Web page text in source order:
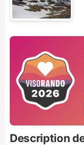
Description